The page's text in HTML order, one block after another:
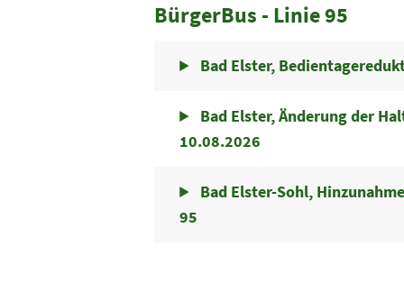
BürgerBus - Linie 95
Bad Elster,
Bad Elster, Änderung der
10.08.2026
Bad Elster-Sohl,
95